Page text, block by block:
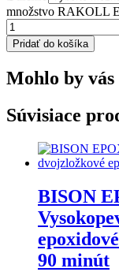
množstvo RAKOLL
Pridať do košíka
Mohlo by
Súvisiace
BISON
90 minút